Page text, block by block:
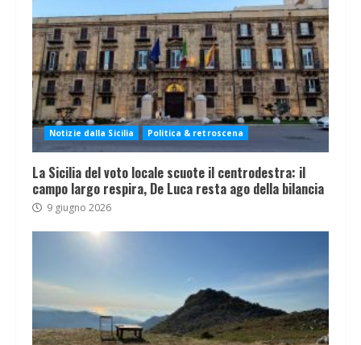
Notizie dalla Sicilia Politica & retroscena
La Sicilia del voto locale scuote il centrodestra: il
campo largo respira, De Luca resta ago della bilancia
9 giugno 2026